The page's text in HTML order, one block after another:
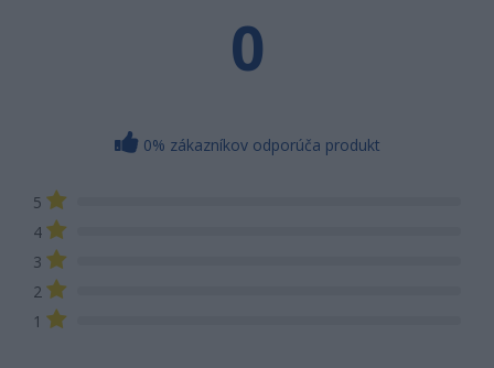
0
0% zákazníkov odporúča produkt
5
4
3
2
1